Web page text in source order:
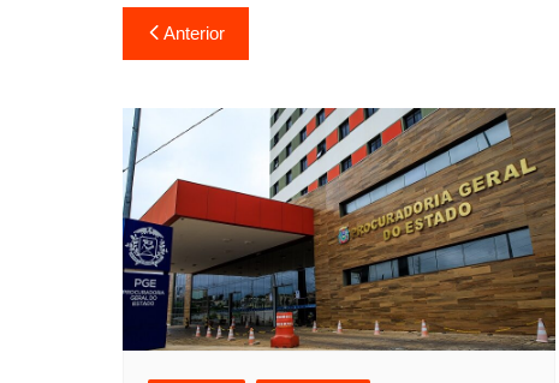
Navegação
de
Post
Anterior